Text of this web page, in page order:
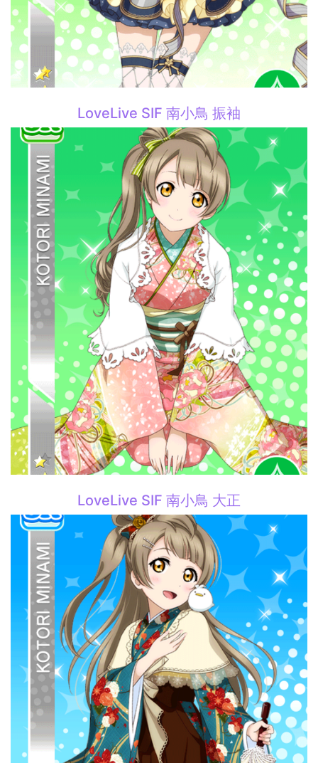
LoveLive SIF 南小鳥 振袖
LoveLive SIF 南小鳥 大正